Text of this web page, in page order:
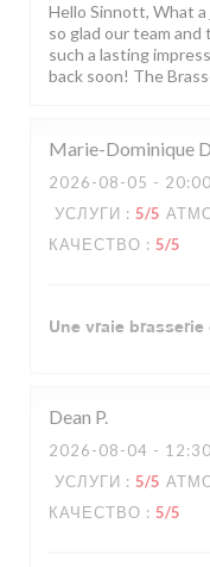
Hello Sinnott, What
so glad our team
such a lasting
back soon! The
Marie-Dominique D
2026-08-05 -
УСЛУГИ : 5/5
КАЧЕСТВО : 5/5
Une vraie
Dean P
2026-08-04 -
УСЛУГИ : 5/5
КАЧЕСТВО : 5/5